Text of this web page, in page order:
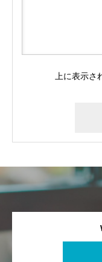
上に表示さ